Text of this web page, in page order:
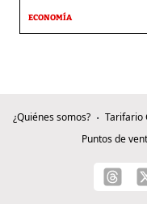
ECONOMÍA
¿Quiénes somos? Tarifario
Puntos de